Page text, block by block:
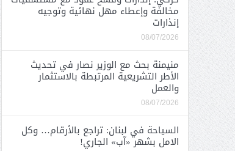
مخالفة وإعطاء مهل نهائية وتوجيه
إنذارات
08/07/2026
منيمنة بحث مع الوزير نصار في تحديث
الأطر التشريعية المرتبطة بالاستثمار
والعمل
08/07/2026
السياحة في لبنان: تراجع بالأرقام… وكل
الامل بشهر «آب» الجاري!